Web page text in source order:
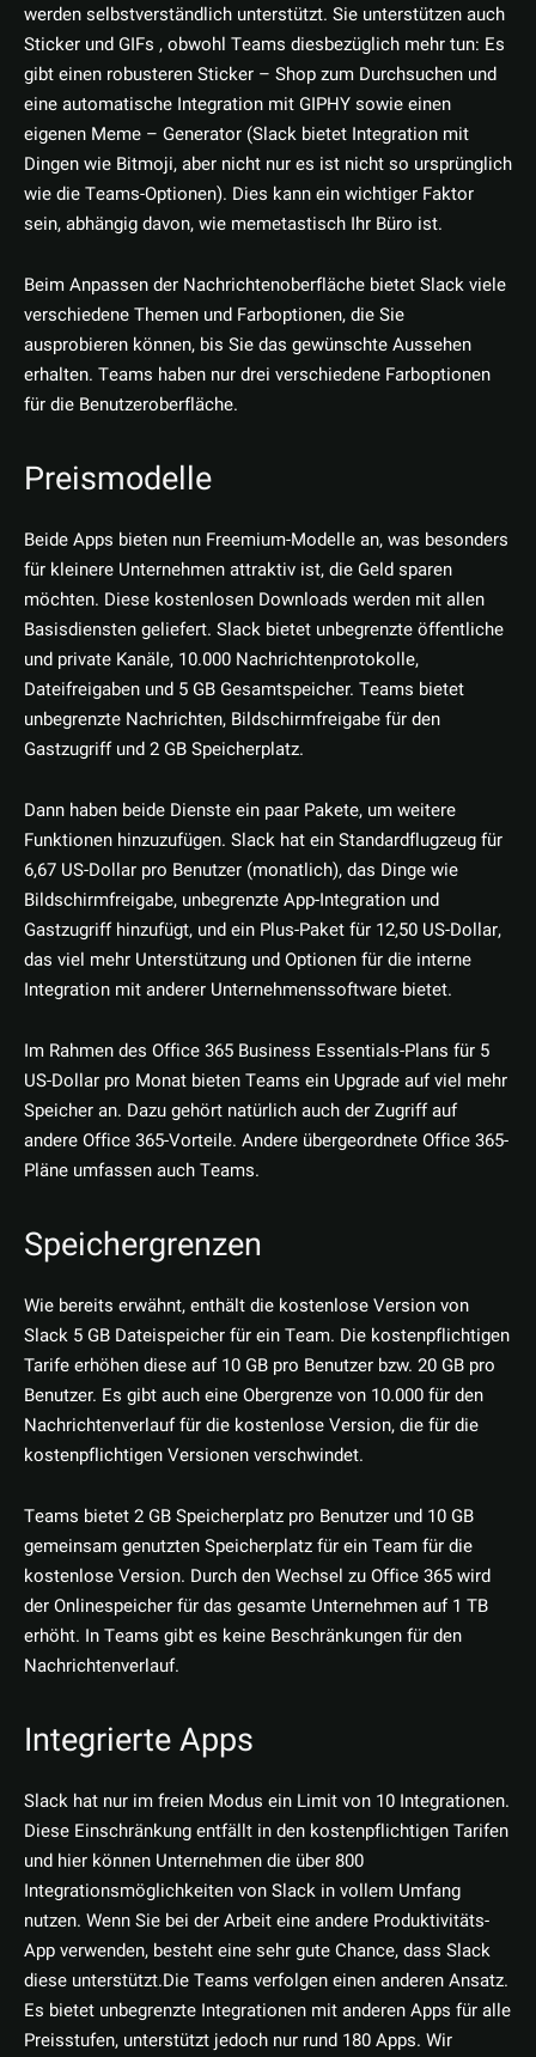
werden selbstverständlich unterstützt. Sie unterstützen auch
Sticker und GIFs , obwohl Teams diesbezüglich mehr tun: Es
gibt einen robusteren Sticker – Shop zum Durchsuchen und
eine automatische Integration mit GIPHY sowie einen
eigenen Meme – Generator (Slack bietet Integration mit
Dingen wie Bitmoji, aber nicht nur es ist nicht so ursprünglich
wie die Teams-Optionen). Dies kann ein wichtiger Faktor
sein, abhängig davon, wie memetastisch Ihr Büro ist.
Beim Anpassen der Nachrichtenoberfläche bietet Slack viele
verschiedene Themen und Farboptionen, die Sie
ausprobieren können, bis Sie das gewünschte Aussehen
erhalten. Teams haben nur drei verschiedene Farboptionen
für die Benutzeroberfläche.
Preismodelle
Beide Apps bieten nun Freemium-Modelle an, was besonders
für kleinere Unternehmen attraktiv ist, die Geld sparen
möchten. Diese kostenlosen Downloads werden mit allen
Basisdiensten geliefert. Slack bietet unbegrenzte öffentliche
und private Kanäle, 10.000 Nachrichtenprotokolle,
Dateifreigaben und 5 GB Gesamtspeicher. Teams bietet
unbegrenzte Nachrichten, Bildschirmfreigabe für den
Gastzugriff und 2 GB Speicherplatz.
Dann haben beide Dienste ein paar Pakete, um weitere
Funktionen hinzuzufügen. Slack hat ein Standardflugzeug für
6,67 US-Dollar pro Benutzer (monatlich), das Dinge wie
Bildschirmfreigabe, unbegrenzte App-Integration und
Gastzugriff hinzufügt, und ein Plus-Paket für 12,50 US-Dollar,
das viel mehr Unterstützung und Optionen für die interne
Integration mit anderer Unternehmenssoftware bietet.
Im Rahmen des Office 365 Business Essentials-Plans für 5
US-Dollar pro Monat bieten Teams ein Upgrade auf viel mehr
Speicher an. Dazu gehört natürlich auch der Zugriff auf
andere Office 365-Vorteile. Andere übergeordnete Office 365-
Pläne umfassen auch Teams.
Speichergrenzen
Wie bereits erwähnt, enthält die kostenlose Version von
Slack 5 GB Dateispeicher für ein Team. Die kostenpflichtigen
Tarife erhöhen diese auf 10 GB pro Benutzer bzw. 20 GB pro
Benutzer. Es gibt auch eine Obergrenze von 10.000 für den
Nachrichtenverlauf für die kostenlose Version, die für die
kostenpflichtigen Versionen verschwindet.
Teams bietet 2 GB Speicherplatz pro Benutzer und 10 GB
gemeinsam genutzten Speicherplatz für ein Team für die
kostenlose Version. Durch den Wechsel zu Office 365 wird
der Onlinespeicher für das gesamte Unternehmen auf 1 TB
erhöht. In Teams gibt es keine Beschränkungen für den
Nachrichtenverlauf.
Integrierte Apps
Slack hat nur im freien Modus ein Limit von 10 Integrationen.
Diese Einschränkung entfällt in den kostenpflichtigen Tarifen
und hier können Unternehmen die über 800
Integrationsmöglichkeiten von Slack in vollem Umfang
nutzen. Wenn Sie bei der Arbeit eine andere Produktivitäts-
App verwenden, besteht eine sehr gute Chance, dass Slack
diese unterstützt.Die Teams verfolgen einen anderen Ansatz.
Es bietet unbegrenzte Integrationen mit anderen Apps für alle
Preisstufen, unterstützt jedoch nur rund 180 Apps. Wir